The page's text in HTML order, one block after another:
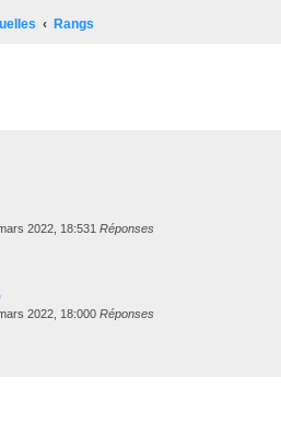
Rangs
2022, 18:531 Réponses
2022, 18:000 Réponses